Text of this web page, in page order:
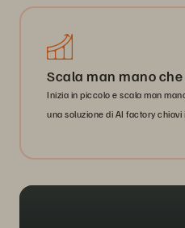
Scala man mano
Inizia in piccolo e scala man
una soluzione di AI factory chiavi